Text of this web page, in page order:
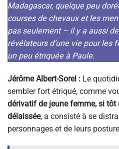
Madagascar, quelque peu
courses de chevaux et les
pas seulement – il y a aussi
révélateurs d’une vie pour les
un peu étriquée à Paule.
Jérôme Albert-Sorel : Le
sembler fort étriqué, comme
dérivatif de jeune femme, si tôt
délaissée, a consisté à se
personnages et de leurs